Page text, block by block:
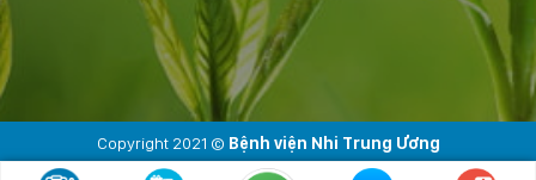
Copyright 2021 © Bệnh viện Nhi Trung Ương